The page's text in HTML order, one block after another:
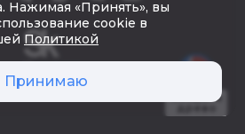
Нажимая «Принять», вы
cookie в
Политикой
Принимаю
Создать